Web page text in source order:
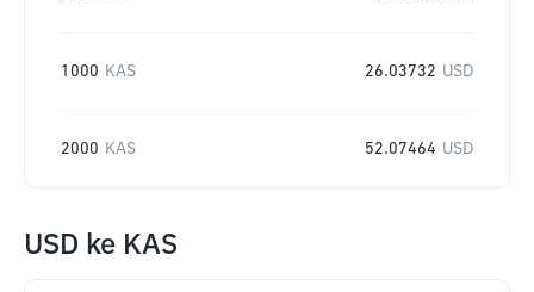
1000 KAS 26.03732 USD
2000 KAS 52.07464 USD
USD ke KAS